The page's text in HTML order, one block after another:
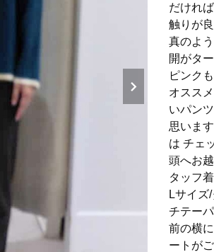
だけれ
触りが
真のよ
開がタ
ピンク
オスス
いパン
思いま
は チェ
頭へお
タッフ
Lサイ
チテー
前の横
ートが